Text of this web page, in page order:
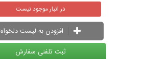
در انبار موجود نیست
افزودن به لیست دلخواه
ثبت تلفنی سفارش